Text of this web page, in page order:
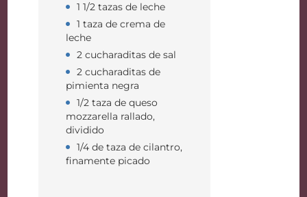
1 1/2 tazas de leche
1 taza de crema de
leche
2 cucharaditas de sal
2 cucharaditas de
pimienta negra
1/2 taza de queso
mozzarella rallado,
dividido
1/4 de taza de cilantro,
finamente picado